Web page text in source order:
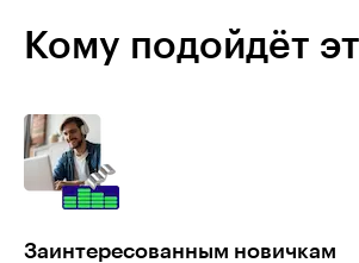
Кому подойдёт
Заинтересованным новичкам